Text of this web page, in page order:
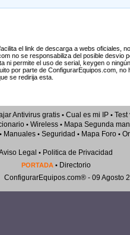
el link de descarga a webs oficiales,
no se responsabiliza del posible desvio
ni permite el uso de serial, keygen o
por parte de ConfigurarEquipos.com,
se redirija esta.
Antivirus gratis• Cual es mi IP• Test
• Wireless• Mapa Segunda
Manuales• Seguridad • Mapa Foro•
Legal • Politica de Privacidad
PORTADA• Directorio
ConfigurarEquipos.com® - 09 Agosto